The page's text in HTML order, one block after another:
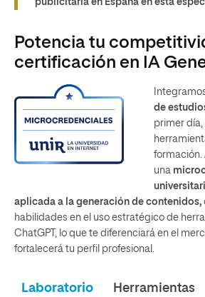
publicitaria en España en esta
Potencia tu
certificación en IA
de
primer día,
formación.
una
aplicada a la generación de contenidos,
habilidades en el uso estratégico de
ChatGPT, lo que te diferenciará en el
fortalecerá tu perfil profesional.
Laboratorio Herramientas